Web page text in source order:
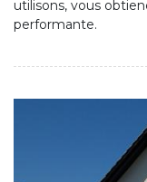
utilisons, vous
performante.